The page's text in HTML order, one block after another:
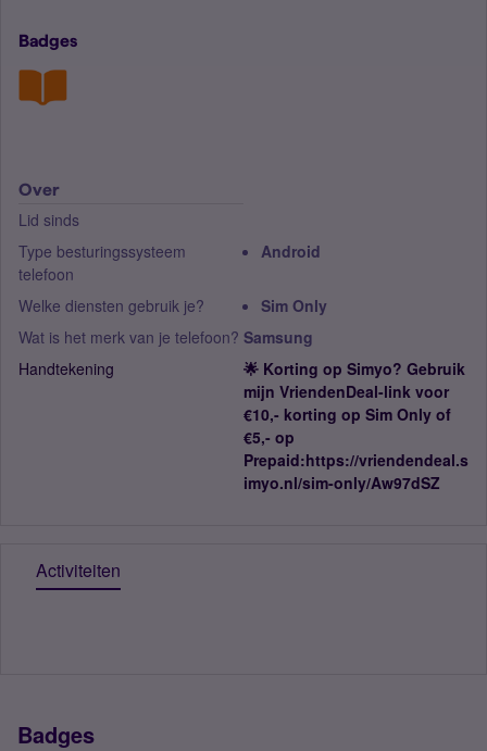
Badges
Over
Lid sinds
Type besturingssysteem
telefoon
Android
Welke diensten gebruik je?
Sim Only
Wat is het merk van je telefoon? Samsung
Handtekening
​🌟 Korting op Simyo? Gebruik
mijn VriendenDeal-link voor
€10,- korting op Sim Only of
€5,- op
Prepaid:https://vriendendeal.s
imyo.nl/sim-only/Aw97dSZ
Activiteiten
Badges